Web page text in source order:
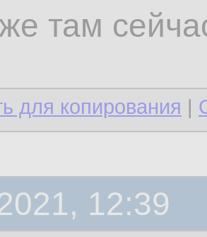
там
для копирования |
12:39